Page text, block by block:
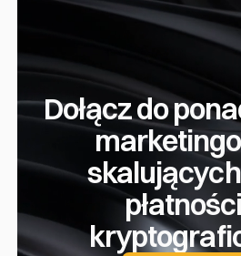
Dołącz do